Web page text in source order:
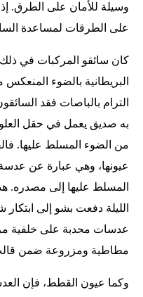
وسيلة للأمان على الطرق.
على الطرقات لمساعدة
كان سائقو المركبات في ذلك
البريطانية بالضوء
الترام بالباصات فقد
به صديق يعمل في حقل
من الضوء المسلط عليها.
عيونها، وهي عبارة عن
المسلط عليها إلى مصدره.
الليلة دفعت بشو إلى
عدسات محدبة على خلفية
مطاطية ومزروعة ضمن
وكما عيون القطط، فإن